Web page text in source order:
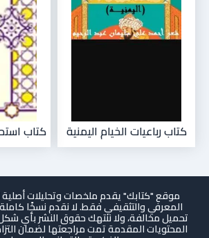
كتاب رباعيات الخيام اليمنية كتاب
موقع "كتابك" يقدم ملخصات وتحليلات
المعرفي والتثقيفي فقط. لا نقدم نسخًا
تحميل مخالفة، ولا ننتهك حقوق النشر بأي
المحتويات المقدمة تمت مراجعتها لضمان